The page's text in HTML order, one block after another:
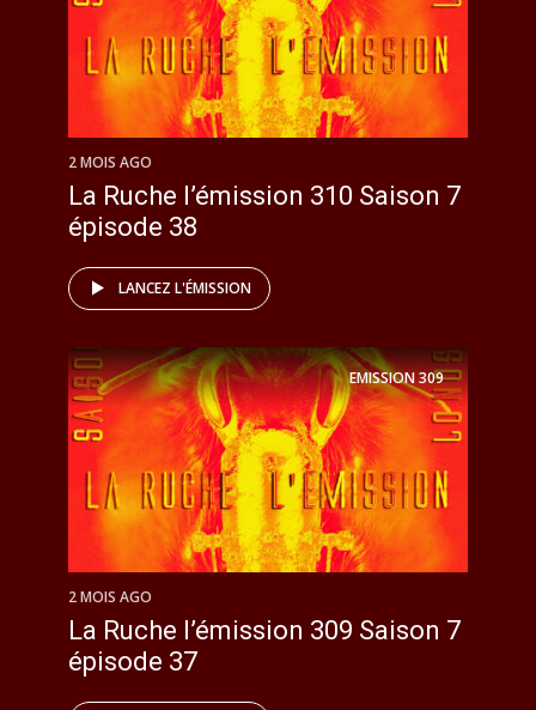
2 MOIS AGO
La Ruche l’émission 310 Saison 7
épisode 38
LANCEZ L'ÉMISSION
EMISSION309
2 MOIS AGO
La Ruche l’émission 309 Saison 7
épisode 37